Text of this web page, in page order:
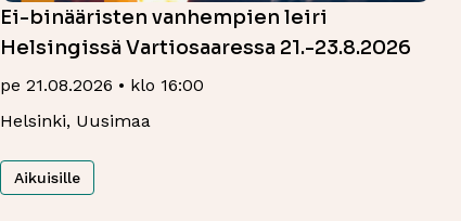
Ei-binääristen vanhempien leiri
Helsingissä Vartiosaaressa 21.-23.8.2026
pe 21.08.2026 • klo 16:00
Helsinki, Uusimaa
Aikuisille